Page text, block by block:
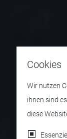
Cookies
Wir nutzen
ihnen sind
diese